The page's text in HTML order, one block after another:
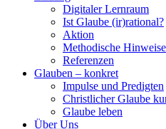
Digitaler Lernraum
Ist Glaube (ir)rational?
Aktion
Methodische
Referenzen
Glauben – konkret
Impulse und Predigten
Christlicher Glaube
Glaube leben
Über Uns